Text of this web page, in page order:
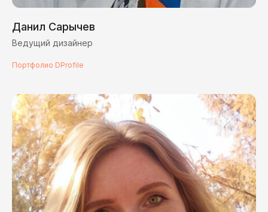
Данил Сарычев
Ведущий дизайнер
Портфолио DProfile